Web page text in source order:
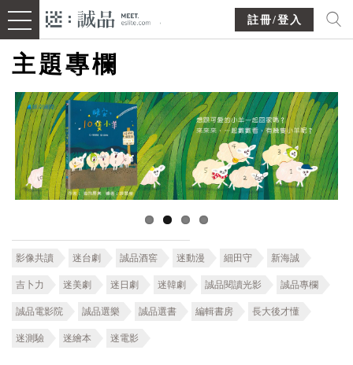
註冊/登入
主題專欄
影像共讀 迷台劇 誠品酒窖 迷動漫 細田守 新海誠
吉卜力 迷美劇 迷日劇 迷韓劇 誠品閱讀光影 誠品專欄
誠品電影院 誠品選樂 誠品選書 編輯書房 長大後才懂
迷測驗 迷繪本 迷電影